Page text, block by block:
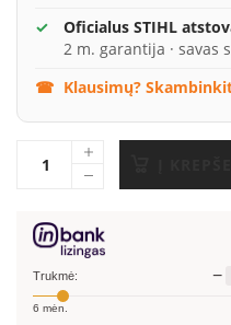
Oficialus STIHL
2 m. garantija · savas
Klausimų?
Trukmė: −
6 mėn.